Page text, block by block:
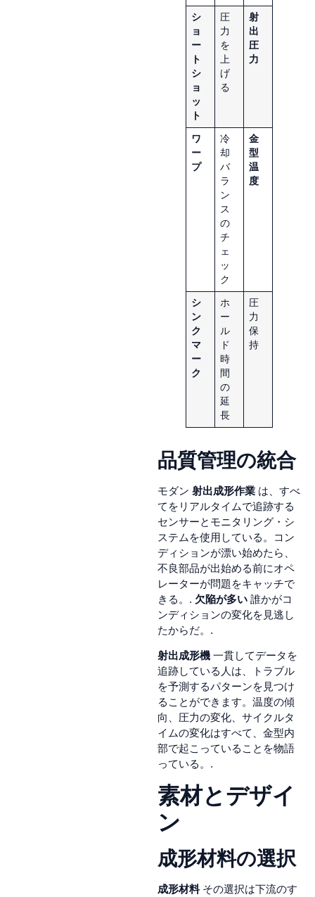
シ
ョ
ー
ト
シ
ョ
ッ
ト
圧
力
を
上
げ
る
射
出
圧
力
ワ
ー
プ
冷
却
バ
ラ
ン
ス
の
チ
ェ
ッ
ク
金
型
温
度
シ
ン
ク
マ
ー
ク
ホ
ー
ル
ド
時
間
の
延
長
圧
力
保
持
品質管理の統合
モダン 射出成形作業 は、すべ
てをリアルタイムで追跡する
センサーとモニタリング・シ
ステムを使用している。コン
ディションが漂い始めたら、
不良部品が出始める前にオペ
レーターが問題をキャッチで
きる。. 欠陥が多い 誰かがコ
ンディションの変化を見逃し
たからだ。.
射出成形機 一貫してデータを
追跡している人は、トラブル
を予測するパターンを見つけ
ることができます。温度の傾
向、圧力の変化、サイクルタ
イムの変化はすべて、金型内
部で起こっていることを物語
っている。.
素材とデザイ
ン
成形材料の選択
成形材料その選択は下流のす